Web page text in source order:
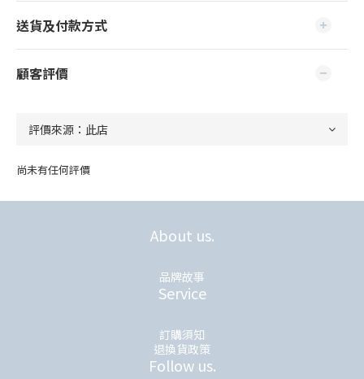
送貨及付款方式
顧客評價
尚未有任何評價
About us.
品牌故事
Service
訂購須知
退換貨政策
Follow us.